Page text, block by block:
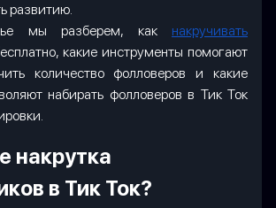
развитию.
мы разберем, как
накручивать
какие инструменты помогают
количество фолловеров и какие
набирать фолловеров в Тик Ток
накрутка
в Тик Ток?